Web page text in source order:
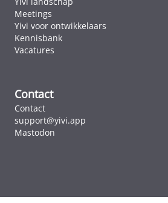
Meetings
Yivi voor ontwikkelaars
Kennisbank
Vacatures
Contact
Contact
support@yivi.app
Mastodon